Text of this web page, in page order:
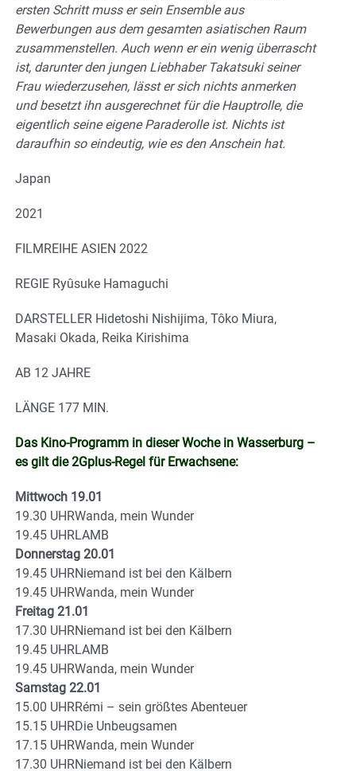
ersten Schritt muss er sein Ensemble aus
Bewerbungen aus dem gesamten asiatischen Raum
zusammenstellen. Auch wenn er ein wenig überrascht
ist, darunter den jungen Liebhaber Takatsuki seiner
Frau wiederzusehen, lässt er sich nichts anmerken
und besetzt ihn ausgerechnet für die Hauptrolle, die
eigentlich seine eigene Paraderolle ist. Nichts ist
daraufhin so eindeutig, wie es den Anschein hat.
Japan
2021
FILMREIHE ASIEN 2022
REGIE Ryûsuke Hamaguchi
DARSTELLER Hidetoshi Nishijima, Tôko Miura,
Masaki Okada, Reika Kirishima
AB 12 JAHRE
LÄNGE 177 MIN.
Das Kino-Programm in dieser Woche in Wasserburg –
es gilt die 2Gplus-Regel für Erwachsene:
Mittwoch 19.01
19.30 UHRWanda, mein Wunder
19.45 UHRLAMB
Donnerstag 20.01
19.45 UHRNiemand ist bei den Kälbern
19.45 UHRWanda, mein Wunder
Freitag 21.01
17.30 UHRNiemand ist bei den Kälbern
19.45 UHRLAMB
19.45 UHRWanda, mein Wunder
Samstag 22.01
15.00 UHRRémi – sein größtes Abenteuer
15.15 UHRDie Unbeugsamen
17.15 UHRWanda, mein Wunder
17.30 UHRNiemand ist bei den Kälbern